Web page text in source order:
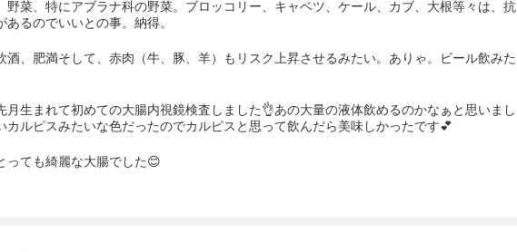
野菜、特にアブラナ科の野菜。ブロッコリー、キャベツ、ケール、カブ、大根等々は、抗
あるのでいいとの事。納得。
酒、肥満そして、赤肉（牛、豚、羊）もリスク上昇させるみたい。ありゃ。ビール飲みた
月生まれて初めての大腸内視鏡検査しました 👌あの大量の液体飲めるのかなぁと思いまし
カルピスみたいな色だったのでカルピスと思って飲んだら美味しかったです💕
っても綺麗な大腸でした 😊